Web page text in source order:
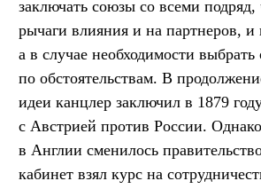
заключать союзы со всеми
рычаги влияния и на партнеров, и
а в случае необходимости выбрать
по обстоятельствам. В
идеи канцлер заключил в 1879
с Австрией против России.
в Англии сменилось
кабинет взял курс на